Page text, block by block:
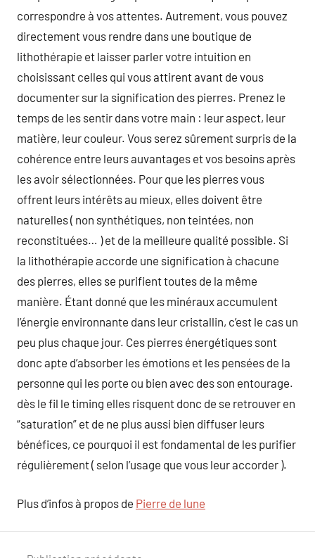
correspondre à vos attentes. Autrement, vous pouvez
directement vous rendre dans une boutique de
lithothérapie et laisser parler votre intuition en
choisissant celles qui vous attirent avant de vous
documenter sur la signification des pierres. Prenez le
temps de les sentir dans votre main : leur aspect, leur
matière, leur couleur. Vous serez sûrement surpris de la
cohérence entre leurs auvantages et vos besoins après
les avoir sélectionnées. Pour que les pierres vous
offrent leurs intérêts au mieux, elles doivent être
naturelles ( non synthétiques, non teintées, non
reconstituées… ) et de la meilleure qualité possible. Si
la lithothérapie accorde une signification à chacune
des pierres, elles se purifient toutes de la même
manière. Étant donné que les minéraux accumulent
l’énergie environnante dans leur cristallin, c’est le cas un
peu plus chaque jour. Ces pierres énergétiques sont
donc apte d’absorber les émotions et les pensées de la
personne qui les porte ou bien avec des son entourage.
dès le fil le timing elles risquent donc de se retrouver en
“saturation” et de ne plus aussi bien diffuser leurs
bénéfices, ce pourquoi il est fondamental de les purifier
régulièrement ( selon l’usage que vous leur accorder ).
Plus d’infos à propos de Pierre de lune